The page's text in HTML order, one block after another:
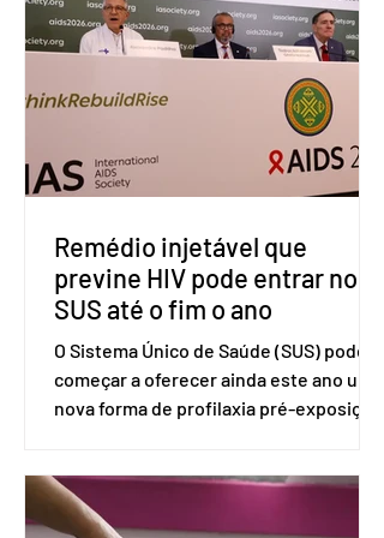
americano com base na Seção 301 da
Lei de Comércio de 1974. Segundo nota
divulgada pelo Ministério das Relações
Exteriores, o Brasil considera que as
incompatíveis com as obrigações
assumidas pelos Estados Unid
Remédio injetável que
previne HIV pode entrar no
SUS até o fim o ano
O Sistema Único de Saúde (SUS) pode
começar a oferecer ainda este ano uma
nova forma de profilaxia pré-exposição
medicamento carbotegravir, que
impede a replicação do vírus de forma